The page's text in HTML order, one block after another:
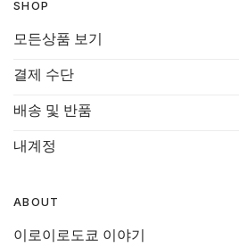
SHOP
모든상품 보기
결제 수단
배송 및 반품
내계정
ABOUT
이로이로도쿄 이야기